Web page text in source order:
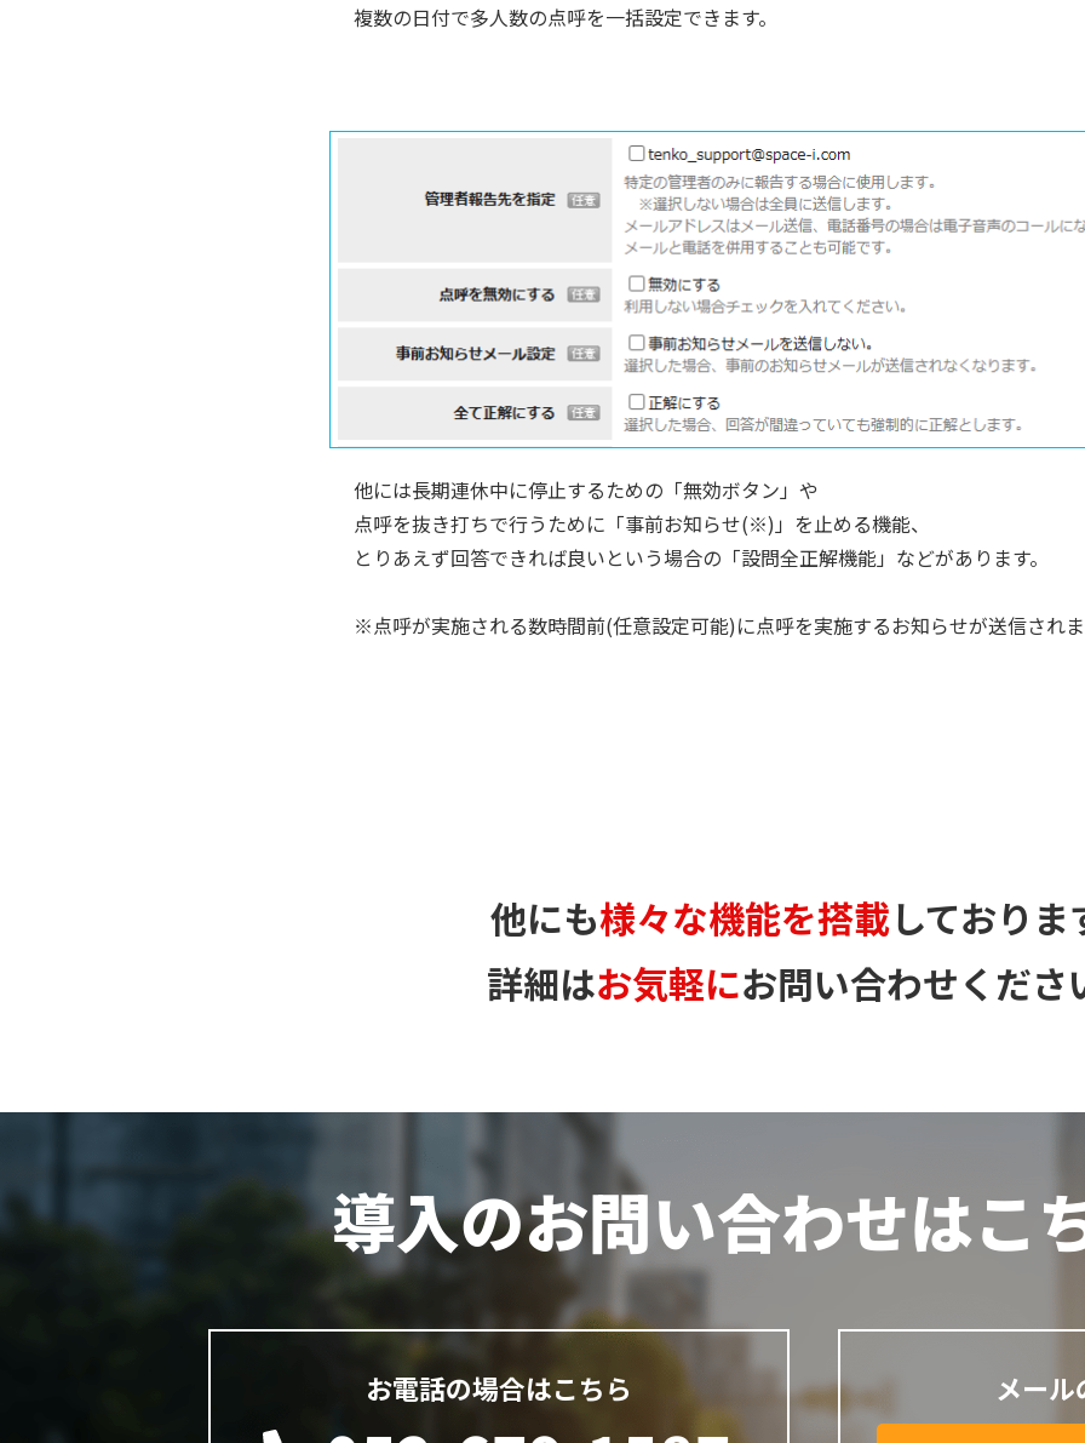
複数の日付で多人数の点呼を一括設定できます。
他には長期連休中に停止するための「無効ボタン」や
点呼を抜き打ちで行うために「事前お知らせ(※)」を止める機能、
とりあえず回答できれば良いという場合の「設問全正解機能」などがあります。
※点呼が実施される数時間前(任意設定可能)に点呼を実施するお知らせが送信され
他にも様々な機能を搭載しておりま
詳細はお気軽にお問い合わせくださ
導入のお問い合わせはこ
お電話の場合はこちら メー